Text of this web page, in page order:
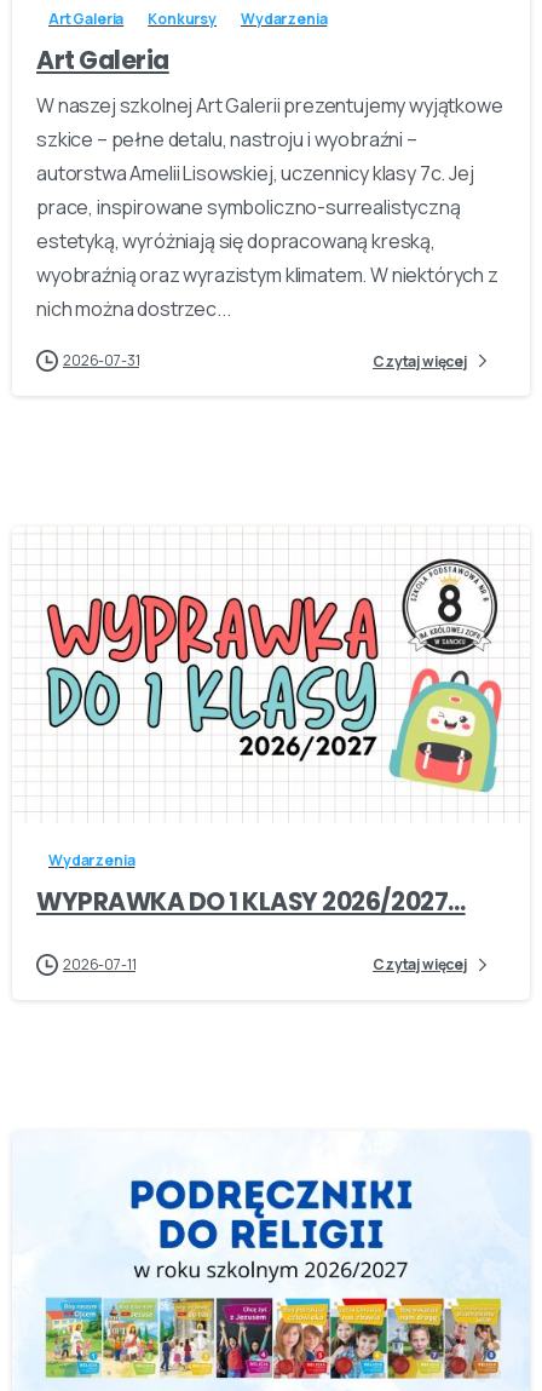
Art Galeria Konkursy Wydarzenia
Art Galeria
W naszej szkolnej Art Galerii prezentujemy wyjątkowe
szkice – pełne detalu, nastroju i wyobraźni –
autorstwa Amelii Lisowskiej, uczennicy klasy 7c. Jej
prace, inspirowane symboliczno-surrealistyczną
estetyką, wyróżniają się dopracowaną kreską,
wyobraźnią oraz wyrazistym klimatem. W niektórych z
nich można dostrzec...
2026-07-31 Czytaj więcej
-
Wydarzenia
WYPRAWKA DO 1 KLASY 2026/2027…
2026-07-11 Czytaj więcej
-